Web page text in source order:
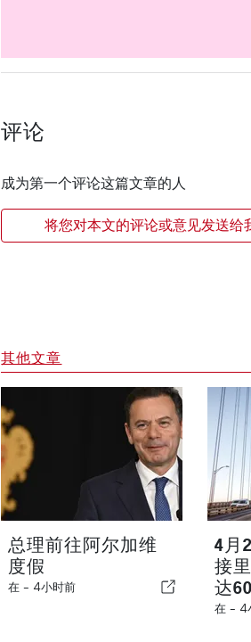
评论
成为第一个评论这篇文章的人
将您对本文的评论或意见发送给
其他文章
总理前往阿尔加维
度假
在 - 4小时前
4月
接
达
在 - 4